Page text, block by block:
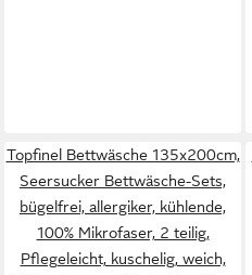
Topfinel Bettwäsche 135x200cm,
Seersucker Bettwäsche-Sets,
bügelfrei, allergiker, kühlende,
100% Mikrofaser, 2 teilig,
Pflegeleicht, kuschelig, weich,